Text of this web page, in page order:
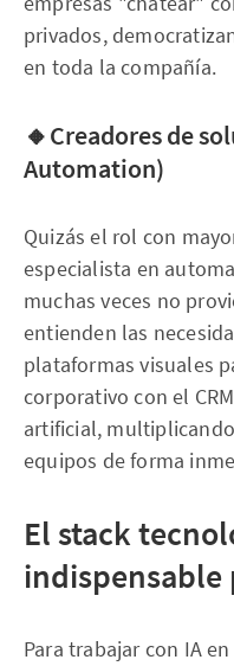
privados,
en toda la compañía.
🔸Creadores de
Automation)
Quizás el rol con
especialista en
muchas veces no
entienden las
plataformas visuales
corporativo con el
artificial,
equipos de forma
El stack
Para trabajar con IA